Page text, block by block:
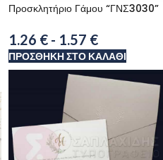
Προσκλητήριο Γάμου “ΓΝΣ3030”
1.26 € - 1.57 €
ΠΡΟΣΘΉΚΗ ΣΤΟ ΚΑΛΆΘΙ